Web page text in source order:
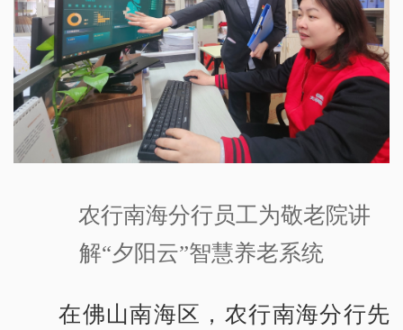
农行南海分行员工为敬老院讲
解“夕阳云”智慧养老系统
在佛山南海区，农行南海分行先